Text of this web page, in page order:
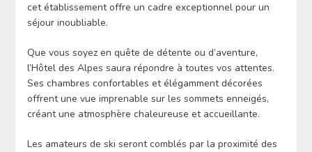
cet établissement offre un cadre exceptionnel pour un
séjour inoubliable.
Que vous soyez en quête de détente ou d’aventure,
l’Hôtel des Alpes saura répondre à toutes vos attentes.
Ses chambres confortables et élégamment décorées
offrent une vue imprenable sur les sommets enneigés,
créant une atmosphère chaleureuse et accueillante.
Les amateurs de ski seront comblés par la proximité des